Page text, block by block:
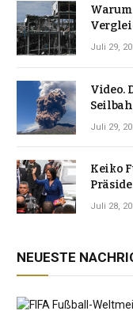
Japan
Juli 29,
Video.
Juli 29,
Keiko
Juli 28,
NEUESTE